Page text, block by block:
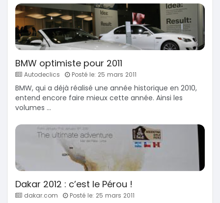
BMW optimiste pour 2011
Autodeclics Posté le: 25 mars 2011
BMW, qui a déjà réalisé une année historique en 2010,
entend encore faire mieux cette année. Ainsi les
volumes ...
Dakar 2012 : c’est le Pérou !
dakar.com Posté le: 25 mars 2011